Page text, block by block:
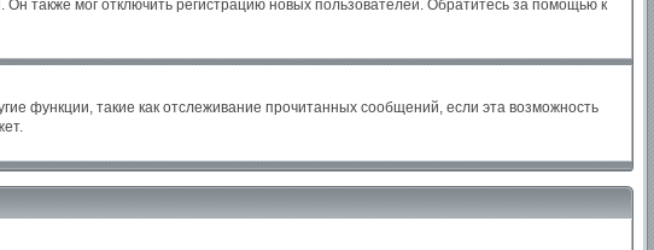
также мог отключить регистрацию новых пользователей. Обратитесь за помощью к
функции, такие как отслеживание прочитанных сообщений, если эта возможность